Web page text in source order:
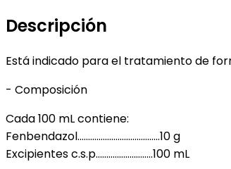
Descripción
Está indicado para el tratamiento de
- Composición
Cada 100 mL contiene:
Fenbendazol.………………………………..10 g
Excipientes c.s.p…..…………..……..100 mL